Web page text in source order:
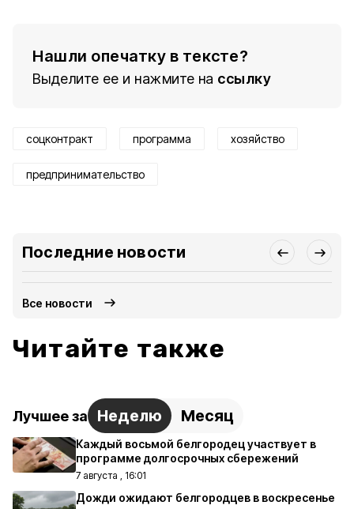
Нашли опечатку в тексте?
Выделите ее и нажмите на ссылку
соцконтракт программа хозяйство
предпринимательство
Последние новости
Все новости
Читайте также
Лучшее за Неделю Месяц
Каждый восьмой белгородец участвует в
программе долгосрочных сбережений
7 августа , 16:01
Дожди ожидают белгородцев в воскресенье